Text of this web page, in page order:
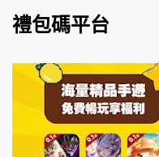
禮包碼平台